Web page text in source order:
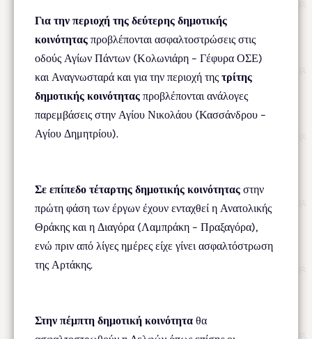
Για την περιοχή της δεύτερης δημοτικής
κοινότητας προβλέπονται ασφαλτοστρώσεις στις
οδούς Αγίων Πάντων (Κολωνιάρη – Γέφυρα ΟΣΕ)
και Αναγνωσταρά και για την περιοχή της τρίτης
δημοτικής κοινότητας προβλέπονται ανάλογες
παρεμβάσεις στην Αγίου Νικολάου (Κασσάνδρου –
Αγίου Δημητρίου).
Σε επίπεδο τέταρτης δημοτικής κοινότητας στην
πρώτη φάση των έργων έχουν ενταχθεί η Ανατολικής
Θράκης και η Διαγόρα (Λαμπράκη – Πραξαγόρα),
ενώ πριν από λίγες ημέρες είχε γίνει ασφαλτόστρωση
της Αρτάκης.
Στην πέμπτη δημοτική κοινότητα θα